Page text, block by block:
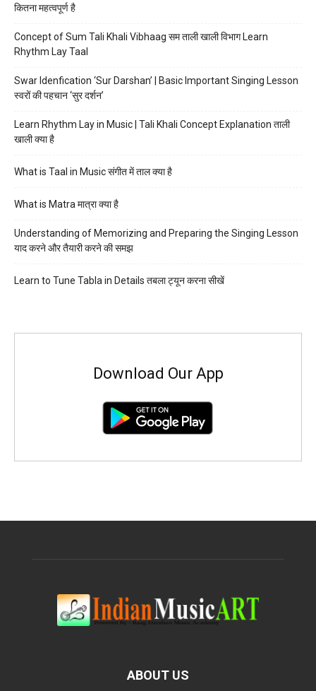
कितना महत्वपूर्ण है
Concept of Sum Tali Khali Vibhaag सम ताली खाली विभाग Learn
Rhythm Lay Taal
Swar Idenfication ‘Sur Darshan’ | Basic Important Singing Lesson
स्वरों की पहचान ‘सुर दर्शन’
Learn Rhythm Lay in Music | Tali Khali Concept Explanation ताली
खाली क्या है
What is Taal in Music संगीत में ताल क्या है
What is Matra मात्रा क्या है
Understanding of Memorizing and Preparing the Singing Lesson
याद करने और तैयारी करने की समझ
Learn to Tune Tabla in Details तबला ट्यून करना सीखें
Download Our App
ABOUT US